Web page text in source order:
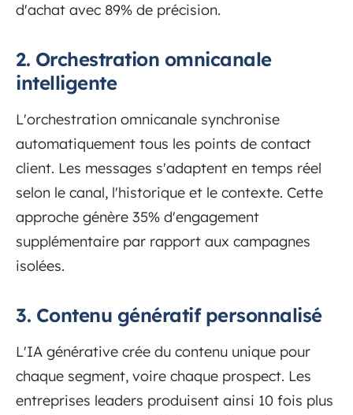
d'achat avec 89% de précision.
2. Orchestration omnicanale
intelligente
L'orchestration omnicanale synchronise
automatiquement tous les points de contact
client. Les messages s'adaptent en temps réel
selon le canal, l'historique et le contexte. Cette
approche génère 35% d'engagement
supplémentaire par rapport aux campagnes
isolées.
3. Contenu génératif personnalisé
L'IA générative crée du contenu unique pour
chaque segment, voire chaque prospect. Les
entreprises leaders produisent ainsi 10 fois plus